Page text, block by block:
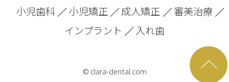
小児歯科
小児矯正 成人矯正
審美治療
インプラント
入れ歯
© clara-dental.com